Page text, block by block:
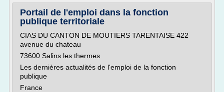
Portail de l'emploi dans la fonction
publique territoriale
CIAS DU CANTON DE MOUTIERS TARENTAISE 422
avenue du chateau
73600 Salins les thermes
Les dernières actualités de l'emploi de la fonction
publique
France